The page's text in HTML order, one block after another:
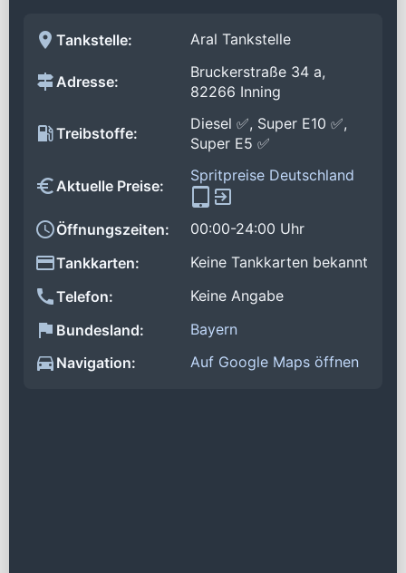
Tankstelle: Aral Tankstelle
Adresse:
Bruckerstraße 34 a,
82266 Inning
Treibstoffe:
Diesel ✅, Super E10 ✅,
Super E5 ✅
Aktuelle Preise:
Spritpreise Deutschland
Öffnungszeiten:
00:00-24:00 Uhr
Tankkarten:
Keine Tankkarten bekannt
Telefon:
Keine Angabe
Bundesland:
Bayern
Navigation:
Auf Google Maps öffnen